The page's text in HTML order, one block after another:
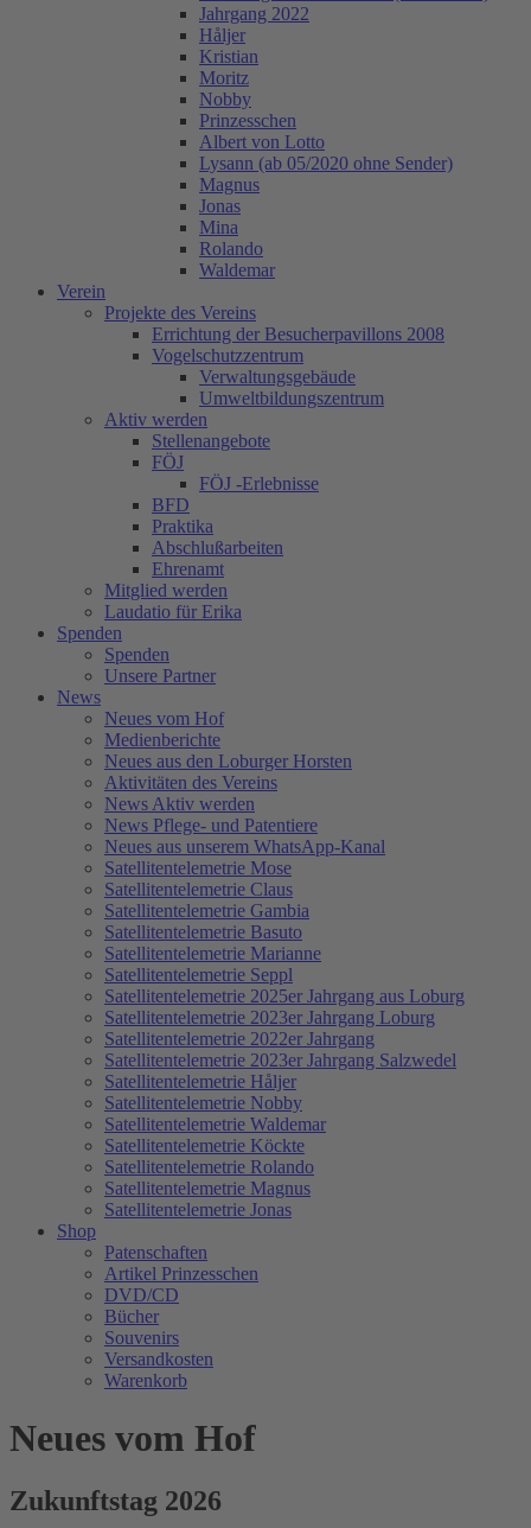
Jahrgang 2022
Håljer
Kristian
Moritz
Nobby
Prinzesschen
Albert von Lotto
Lysann (ab 05/2020 ohne Sender)
Magnus
Jonas
Mina
Rolando
Waldemar
Verein
Projekte des Vereins
Errichtung der Besucherpavillons 2008
Vogelschutzzentrum
Verwaltungsgebäude
Umweltbildungszentrum
Aktiv werden
Stellenangebote
FÖJ
FÖJ -Erlebnisse
BFD
Praktika
Abschlußarbeiten
Ehrenamt
Mitglied werden
Laudatio für Erika
Spenden
Spenden
Unsere Partner
News
Neues vom Hof
Medienberichte
Neues aus den Loburger Horsten
Aktivitäten des Vereins
News Aktiv werden
News Pflege- und Patentiere
Neues aus unserem WhatsApp-Kanal
Satellitentelemetrie Mose
Satellitentelemetrie Claus
Satellitentelemetrie Gambia
Satellitentelemetrie Basuto
Satellitentelemetrie Marianne
Satellitentelemetrie Seppl
Satellitentelemetrie 2025er Jahrgang aus Loburg
Satellitentelemetrie 2023er Jahrgang Loburg
Satellitentelemetrie 2022er Jahrgang
Satellitentelemetrie 2023er Jahrgang Salzwedel
Satellitentelemetrie Håljer
Satellitentelemetrie Nobby
Satellitentelemetrie Waldemar
Satellitentelemetrie Köckte
Satellitentelemetrie Rolando
Satellitentelemetrie Magnus
Satellitentelemetrie Jonas
Shop
Patenschaften
Artikel Prinzesschen
DVD/CD
Bücher
Souvenirs
Versandkosten
Warenkorb
Neues vom Hof
Zukunftstag 2026